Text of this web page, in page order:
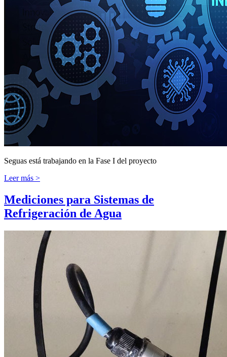
Seguas está trabajando en la Fase I del proyecto
Leer más >
Mediciones para Sistemas de
Refrigeración de Agua